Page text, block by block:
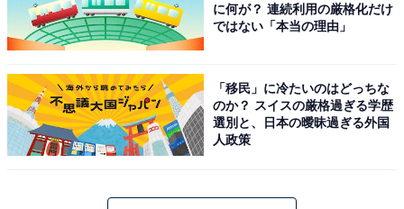
に何が？ 連続利用の厳格化だけ
ではない「本当の理由」
「移民」に冷たいのはどっちな
のか？ スイスの厳格過ぎる学歴
選別と、日本の曖昧過ぎる外国
人政策